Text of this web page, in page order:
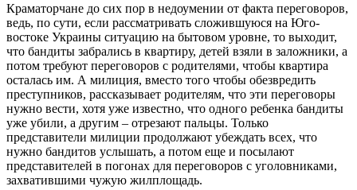
Краматорчане до сих пор в недоумении от факта переговоров,
ведь, по сути, если рассматривать сложившуюся на Юго-
востоке Украины ситуацию на бытовом уровне, то выходит,
что бандиты забрались в квартиру, детей взяли в заложники, а
потом требуют переговоров с родителями, чтобы квартира
осталась им. А милиция, вместо того чтобы обезвредить
преступников, рассказывает родителям, что эти переговоры
нужно вести, хотя уже известно, что одного ребенка бандиты
уже убили, а другим – отрезают пальцы. Только
представители милиции продолжают убеждать всех, что
нужно бандитов услышать, а потом еще и посылают
представителей в погонах для переговоров с уголовниками,
захватившими чужую жилплощадь.